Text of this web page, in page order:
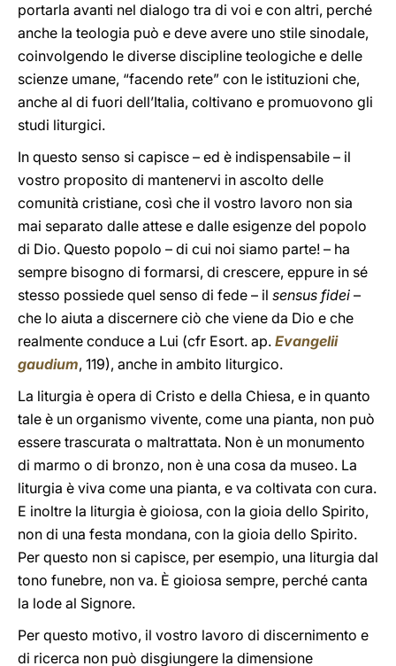
portarla avanti nel dialogo tra di voi e con altri, perché
anche la teologia può e deve avere uno stile sinodale,
coinvolgendo le diverse discipline teologiche e delle
scienze umane, “facendo rete” con le istituzioni che,
anche al di fuori dell’Italia, coltivano e promuovono gli
studi liturgici.
In questo senso si capisce – ed è indispensabile – il
vostro proposito di mantenervi in ascolto delle
comunità cristiane, così che il vostro lavoro non sia
mai separato dalle attese e dalle esigenze del popolo
di Dio. Questo popolo – di cui noi siamo parte! – ha
sempre bisogno di formarsi, di crescere, eppure in sé
stesso possiede quel senso di fede – il sensus fidei –
che lo aiuta a discernere ciò che viene da Dio e che
realmente conduce a Lui (cfr Esort. ap. Evangelii
gaudium, 119), anche in ambito liturgico.
La liturgia è opera di Cristo e della Chiesa, e in quanto
tale è un organismo vivente, come una pianta, non può
essere trascurata o maltrattata. Non è un monumento
di marmo o di bronzo, non è una cosa da museo. La
liturgia è viva come una pianta, e va coltivata con cura.
E inoltre la liturgia è gioiosa, con la gioia dello Spirito,
non di una festa mondana, con la gioia dello Spirito.
Per questo non si capisce, per esempio, una liturgia dal
tono funebre, non va. È gioiosa sempre, perché canta
la lode al Signore.
Per questo motivo, il vostro lavoro di discernimento e
di ricerca non può disgiungere la dimensione